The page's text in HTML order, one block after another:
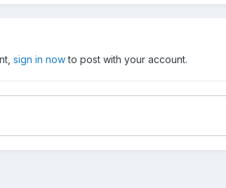
sign in nowto post with your account.